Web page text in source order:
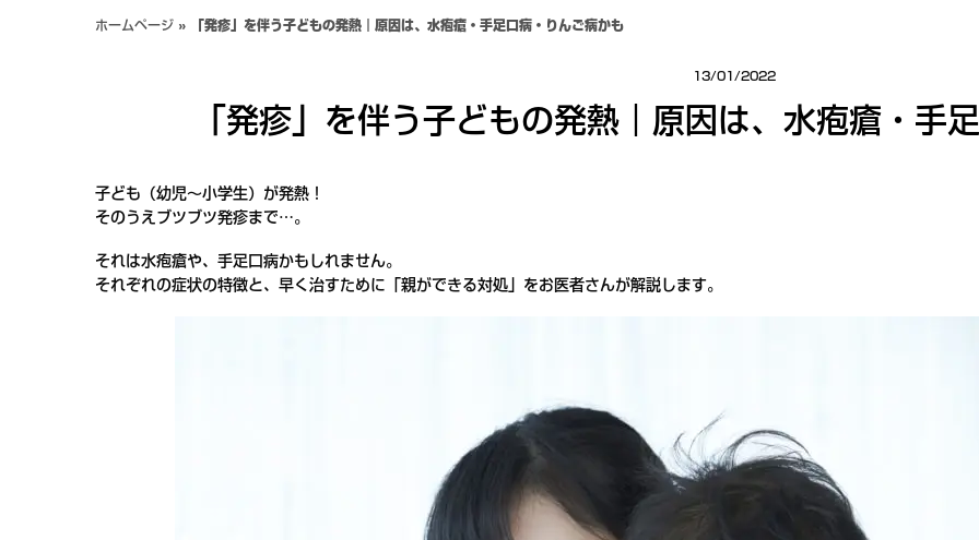
ホームページ » 「発疹」を伴う子どもの発熱｜原因は、水疱瘡・手足口病・りんご病かも
13/01/2022
「発疹」を伴う子どもの発熱｜原因は、水疱瘡・手
子ども（幼児～小学生）が発熱！
そのうえブツブツ発疹まで…。
それは水疱瘡や、手足口病かもしれません。
それぞれの症状の特徴と、早く治すために「親ができる対処」をお医者さんが解説します。